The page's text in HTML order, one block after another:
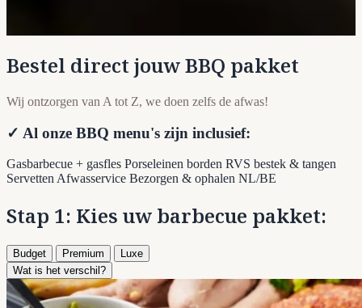
Bestel direct jouw BBQ pakket
Wij ontzorgen van A tot Z, we doen zelfs de afwas!
✓ Al onze BBQ menu's zijn inclusief:
Gasbarbecue + gasfles Porseleinen borden RVS bestek & tangen
ServettenAfwasservice Bezorgen & ophalen NL/BE
Stap 1: Kies uw barbecue pakket:
Budget Premium
Luxe
Wat is het verschil?